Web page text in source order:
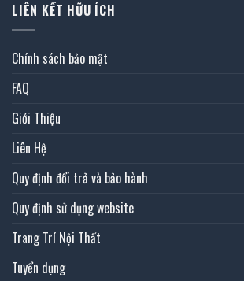
LIÊN KẾT HỮU ÍCH
Chính sách bảo mật
FAQ
Giới Thiệu
Liên Hệ
Quy định đổi trả và bảo hành
Quy định sử dụng website
Trang Trí Nội Thất
Tuyển dụng